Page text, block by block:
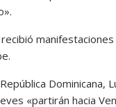
Dominicana,
«partirán hacia